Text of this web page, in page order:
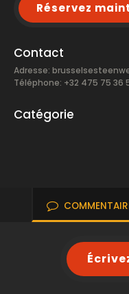
Réservez
Contact
Adresse:
Téléphone: +32 475 75 36
Catégorie